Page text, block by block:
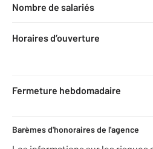
Nombre de salariés
Horaires d’ouverture
Fermeture hebdomadaire
Barèmes d'honoraires de l'agence